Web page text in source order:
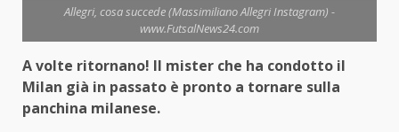
Allegri, cosa succede (Massimiliano Allegri Instagram) -
www.FutsalNews24.com
A volte ritornano! Il mister che ha condotto il
Milan già in passato è pronto a tornare sulla
panchina milanese.